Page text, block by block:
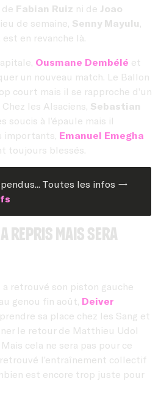
Fabian Ruiz ni de Joao
de semaine, Senny Mayulu,
en revanche là.
Ousmane Dembélé et
un nouveau match. Le Ballon
court mais il se rapproche d’un
les Alsaciens, Sebastian
soucis à l’épaule mais il
importants, Emanuel Emegha
toujours blessés.
Toutes les infos →
repris mais sera
a retrouvé son piston gauche
genou fin août, Deiver
sa place chez les Sang et
le retour de Matthieu Udol
cela ne sera pas pour ce
l’entraînement collectif
est encore trop juste pour